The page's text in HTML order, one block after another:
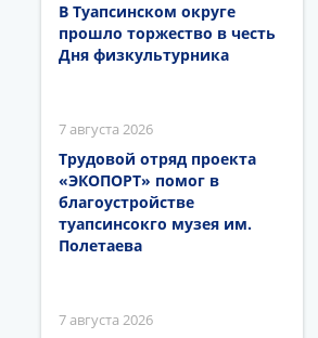
В Туапсинском округе
прошло торжество в честь
Дня физкультурника
7 августа 2026
Трудовой отряд проекта
«ЭКОПОРТ» помог в
благоустройстве
туапсинсокго музея им.
Полетаева
7 августа 2026